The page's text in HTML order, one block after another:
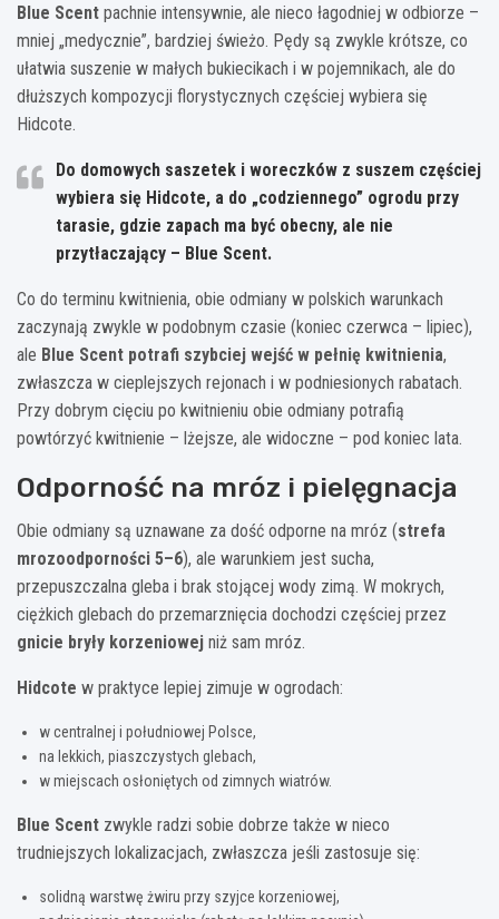
Blue Scent pachnie intensywnie, ale nieco łagodniej w odbiorze –
mniej „medycznie”, bardziej świeżo. Pędy są zwykle krótsze, co
ułatwia suszenie w małych bukiecikach i w pojemnikach, ale do
dłuższych kompozycji florystycznych częściej wybiera się
Hidcote.
Do domowych saszetek i woreczków z suszem częściej
wybiera się Hidcote, a do „codziennego” ogrodu przy
tarasie, gdzie zapach ma być obecny, ale nie
przytłaczający – Blue Scent.
Co do terminu kwitnienia, obie odmiany w polskich warunkach
zaczynają zwykle w podobnym czasie (koniec czerwca – lipiec),
ale Blue Scent potrafi szybciej wejść w pełnię kwitnienia,
zwłaszcza w cieplejszych rejonach i w podniesionych rabatach.
Przy dobrym cięciu po kwitnieniu obie odmiany potrafią
powtórzyć kwitnienie – lżejsze, ale widoczne – pod koniec lata.
Odporność na mróz i pielęgnacja
Obie odmiany są uznawane za dość odporne na mróz (strefa
mrozoodporności 5–6), ale warunkiem jest sucha,
przepuszczalna gleba i brak stojącej wody zimą. W mokrych,
ciężkich glebach do przemarznięcia dochodzi częściej przez
gnicie bryły korzeniowej niż sam mróz.
Hidcote w praktyce lepiej zimuje w ogrodach:
w centralnej i południowej Polsce,
na lekkich, piaszczystych glebach,
w miejscach osłoniętych od zimnych wiatrów.
Blue Scent zwykle radzi sobie dobrze także w nieco
trudniejszych lokalizacjach, zwłaszcza jeśli zastosuje się:
solidną warstwę żwiru przy szyjce korzeniowej,